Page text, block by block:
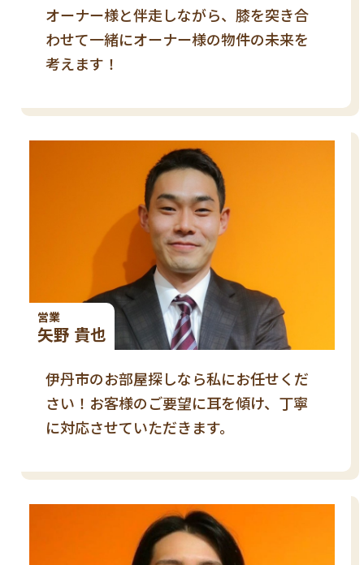
オーナー様と伴走しながら、膝を突き合
わせて一緒にオーナー様の物件の未来を
考えます！
営業
矢野 貴也
伊丹市のお部屋探しなら私にお任せくだ
さい！お客様のご要望に耳を傾け、丁寧
に対応させていただきます。